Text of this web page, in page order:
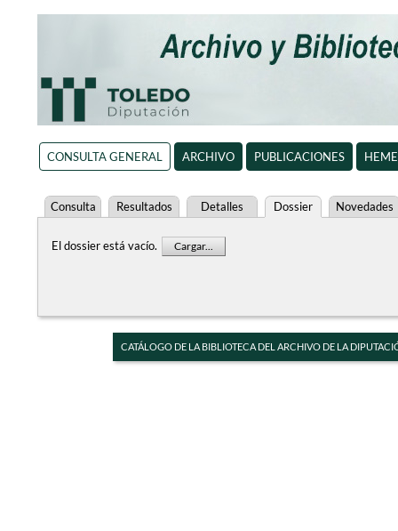
CONSULTA GENERAL ARCHIVO PUBLICACIONES
Consulta Resultados Detalles Dossier Novedades
El dossier está vacío. Cargar...
CATÁLOGO DE LA BIBLIOTECA DEL ARCHIVO DE LA